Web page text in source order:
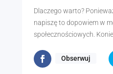
Dlaczego warto?
napiszę to dopowiem w
społecznościowych.
Obserwuj